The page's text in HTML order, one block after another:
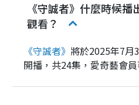
《守誠者》什麼時候
觀看？
《守誠者》 將於2025年7月
開播，共24集，愛奇藝會